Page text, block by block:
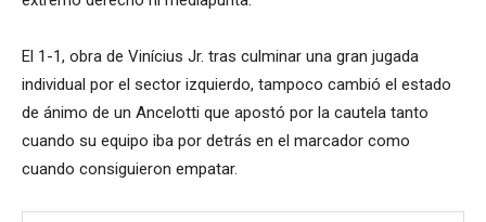
El 1-1, obra de Vinícius Jr. tras culminar una gran jugada
individual por el sector izquierdo, tampoco cambió el estado
de ánimo de un Ancelotti que apostó por la cautela tanto
cuando su equipo iba por detrás en el marcador como
cuando consiguieron empatar.